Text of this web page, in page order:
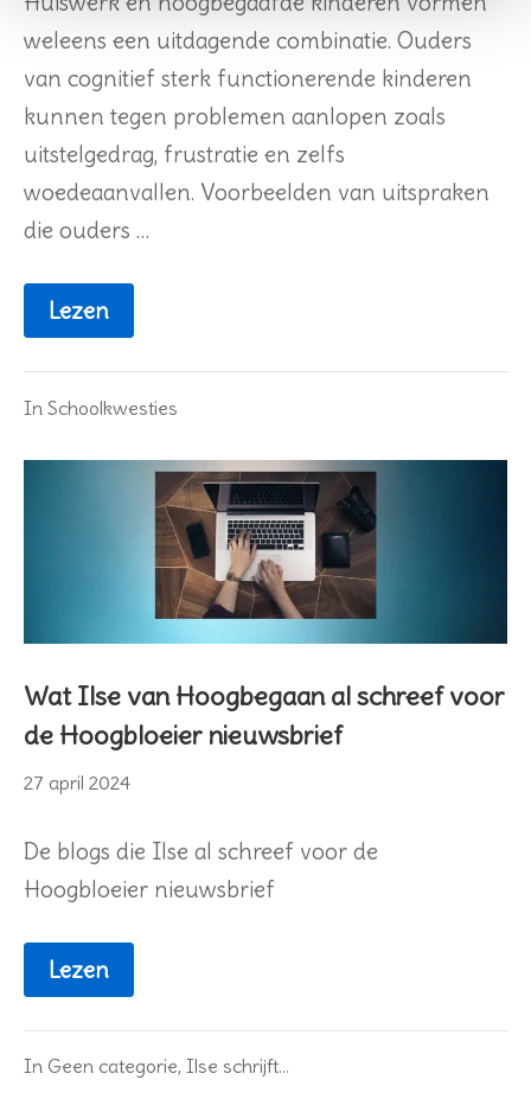
weleens een uitdagende combinatie. Ouders
van cognitief sterk functionerende kinderen
kunnen tegen problemen aanlopen zoals
uitstelgedrag, frustratie en zelfs
woedeaanvallen. Voorbeelden van uitspraken
die ouders …
Lezen
In Schoolkwesties
Wat Ilse van Hoogbegaan al schreef voor
de Hoogbloeier nieuwsbrief
27 april 202427
2024
De blogs die Ilse al schreef voor de
Hoogbloeier nieuwsbrief
Lezen
In Geen categorie, Ilse schrijft...